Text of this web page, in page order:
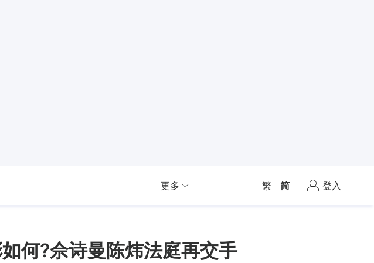
更多 繁 简 登入
何?佘诗曼陈炜法庭再交手